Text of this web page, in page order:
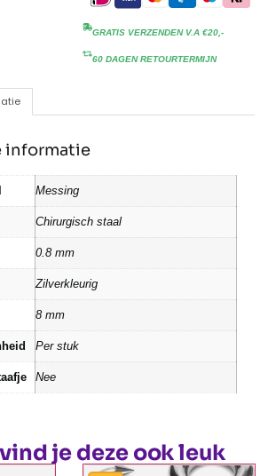
GRATIS VERZENDEN V.A €20,-
60 DAGEN RETOURTERMIJN
informatie
Messing
Chirurgisch staal
0.8 mm
Zilverkleurig
8 mm
Per stuk
Nee
je deze ook leuk